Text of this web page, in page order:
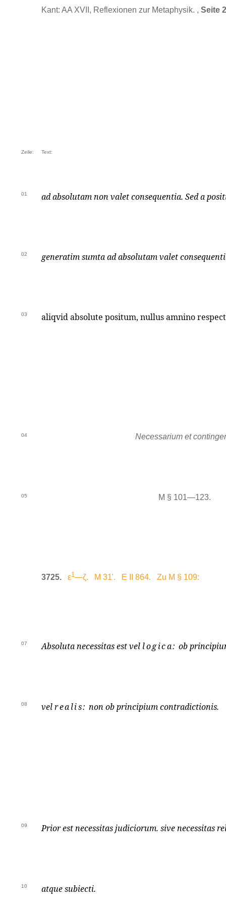
Kant: AA XVII, Reflexionen zur Metaphysik. , Seite
Zeile: Text:
01 ad absolutam non valet consequentia. Sed a
02 generatim sumta ad absolutam valet
03 aliqvid absolute positum, nullus amnino
04 Necessarium et
05 M § 101—123.
3725. ε1—ζ. M 31'. E II 864. Zu M § 109:
07 Absoluta necessitas est vel logica: ob
08 velrealis: non ob principium contradictionis.
09 Prior est necessitas judiciorum. sive necessitas
10 atque subiecti.